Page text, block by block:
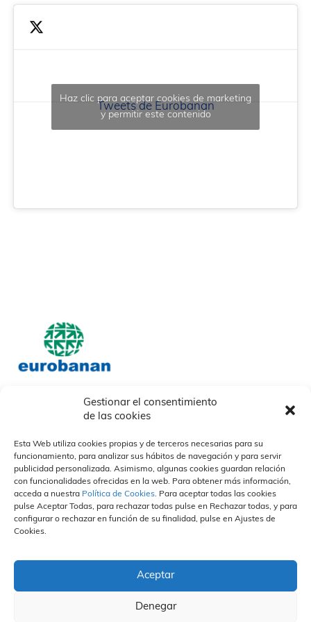
Gestionar el consentimiento
de las cookies
Esta Web utiliza cookies propias y de terceros necesarias para su
funcionamiento, para analizar sus hábitos de navegación y para servir
publicidad personalizada. Asimismo, algunas cookies guardan relación
con funcionalidades ofrecidas en la web. Para obtener más información,
acceda a nuestra Política de Cookies. Para aceptar todas las cookies
pulse Aceptar Todas, para rechazar todas pulse en Rechazar todas, y para
configurar o rechazar en función de su finalidad, pulse en Ajustes de
Cookies.
Aceptar
Denegar
Tweets de Eurobanan
Haz clic para aceptar cookies de marketing
y permitir este contenido
Descargables
Nuestros Campos
Propuesta de valor
Sostenibilidad
Otras
¿Cómo trabajamos?
Especialización
Calidad
Organización y Personas
Vida en la empresa
Portal del empleado
Únete a nuestro equipo
Personas
Prensa
Actualidad
Contacto Canal Ético